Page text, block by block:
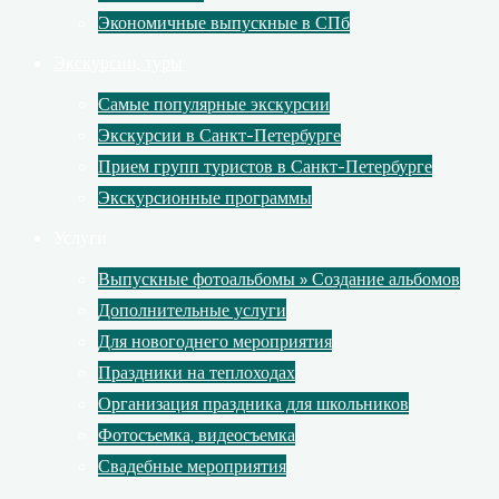
Экономичные выпускные в СПб
Самые популярные экскурсии
Экскурсии в Санкт-Петербурге
Прием групп туристов в Санкт-Петербурге
Экскурсионные программы
Выпускные фотоальбомы » Создание альбомов
Дополнительные услуги
Для новогоднего мероприятия
Праздники на теплоходах
Организация праздника для школьников
Фотосъемка, видеосъемка
Свадебные мероприятия